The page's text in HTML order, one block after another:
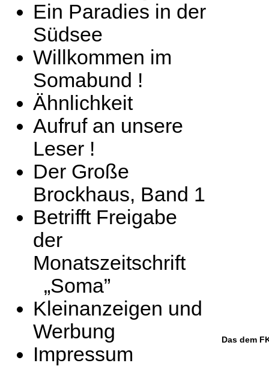
Ein Paradies in der
Südsee
Willkommen im
Somabund !
Ähnlichkeit
Aufruf an unsere
Leser !
Der Große
Brockhaus, Band 1
Betrifft Freigabe
der
Monatszeitschrift
„Soma”
Kleinanzeigen und
Werbung
Impressum
Das dem